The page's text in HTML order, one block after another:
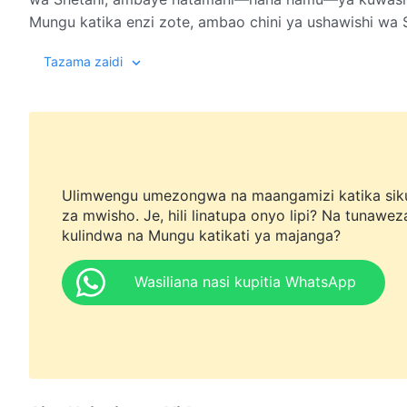
Mungu katika enzi zote, ambao chini ya ushawishi
masikitiko ya binadamu, ni nani kati ya wanadamu
Wakati huu, mandhari kati ya vitu vyote mbinguni na
mazuri kiasi gani? Zikiwa na “Wimbo wa Ufalme:
Tazama zaidi
Ulimwengu umezongwa na maangamizi katika
za mwisho. Je, hili linatupa onyo lipi? Na
kulindwa na Mungu katikati ya majanga?
Wasiliana nasi kupitia WhatsApp